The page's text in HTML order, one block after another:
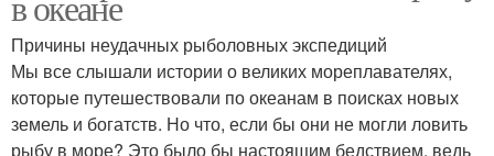
Причины неудачных рыболовных экспедиций
Мы все слышали истории о великих мореплавателях,
которые путешествовали по океанам в поисках новых
земель и богатств. Но что, если бы они не могли ловить
рыбу в море? Это было бы настоящим бедствием, ведь